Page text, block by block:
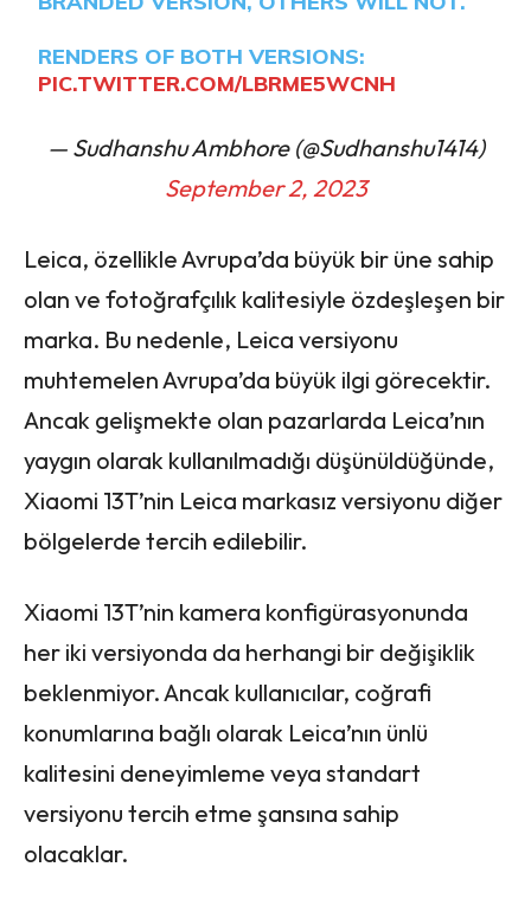
RENDERS OF BOTH VERSIONS:
PIC.TWITTER.COM/LBRME5WCNH
— Sudhanshu Ambhore (@Sudhanshu1414)
September 2, 2023
Leica, özellikle Avrupa’da büyük bir üne sahip
olan ve fotoğrafçılık kalitesiyle özdeşleşen bir
marka. Bu nedenle, Leica versiyonu
muhtemelen Avrupa’da büyük ilgi görecektir.
Ancak gelişmekte olan pazarlarda Leica’nın
yaygın olarak kullanılmadığı düşünüldüğünde,
Xiaomi 13T’nin Leica markasız versiyonu diğer
bölgelerde tercih edilebilir.
Xiaomi 13T’nin kamera konfigürasyonunda
her iki versiyonda da herhangi bir değişiklik
beklenmiyor. Ancak kullanıcılar, coğrafi
konumlarına bağlı olarak Leica’nın ünlü
kalitesini deneyimleme veya standart
versiyonu tercih etme şansına sahip
olacaklar.